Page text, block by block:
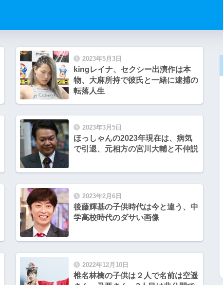
2023年5月3日
kingレイナ、セクシー出演作は本
物、大麻所持で彼氏と一緒に逮捕の
転落人生
2023年3月5日
ほっしゃんの2023年現在は、病気
で引退、元相方の宮川大輔と不仲説
2023年2月6日
後藤輝基の子供時代は今と違う、中
学高校時代のダサい画像
2022年12月10日
椎名林檎の子供は２人で名前は空遥